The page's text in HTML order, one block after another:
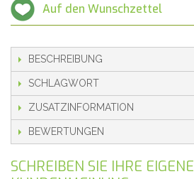
Auf den Wunschzettel
BESCHREIBUNG
SCHLAGWORT
ZUSATZINFORMATION
BEWERTUNGEN
SCHREIBEN SIE IHRE EIGENE